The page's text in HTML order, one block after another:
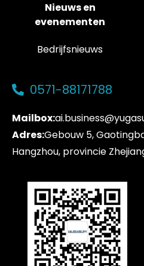
Nieuws en
evenementen
Bedrijfsnieuws
0571-88171788
Mailbox:
Adres:Gebouw 5,
Hangzhou, provincie